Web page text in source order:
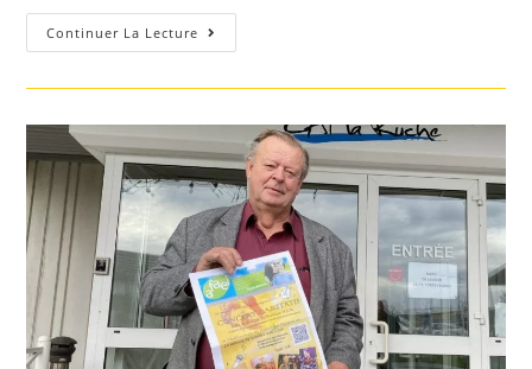
Continuer La Lecture Festival
Taurin
«
Pour
Un
Rêve
D’enfant